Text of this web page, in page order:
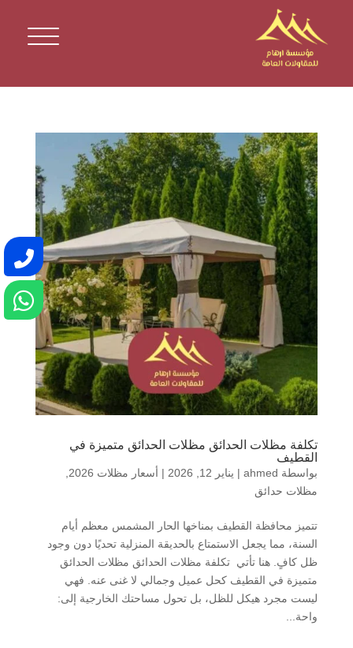
تكلفة مظلات الحدائق مظلات الحدائق متميزة في
القطيف
بواسطة ahmed
| يناير 12, 2026 | أسعار مظلات 2026
,
مظلات حدائق
تتميز محافظة القطيف بمناخها الحار المشمس معظم أيام
السنة، مما يجعل الاستمتاع بالحديقة المنزلية تحديًا دون وجود
ظل كافٍ. هنا تأتي تكلفة مظلات الحدائق مظلات الحدائق
متميزة في القطيف كحل عميل وجمالي لا غنى عنه. فهي
ليست مجرد هيكل للظل، بل تحول مساحتك الخارجية إلى:
واحة...